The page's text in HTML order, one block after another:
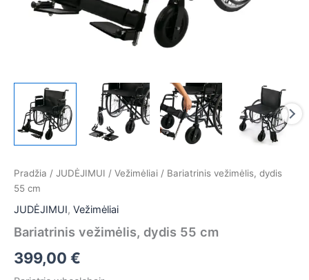
Pradžia / JUDĖJIMUI / Vežimėliai / Bariatrinis vežimėlis, dydis
55 cm
JUDĖJIMUI, Vežimėliai
Bariatrinis vežimėlis, dydis 55 cm
399,00 €